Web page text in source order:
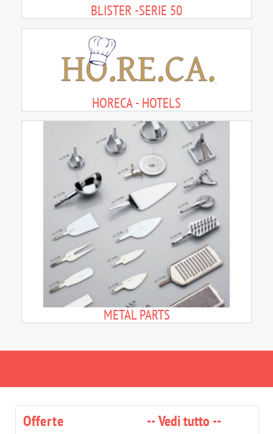
BLISTER -SERIE 50
HORECA - HOTELS
METAL PARTS
Offerte --Vedi tutto --